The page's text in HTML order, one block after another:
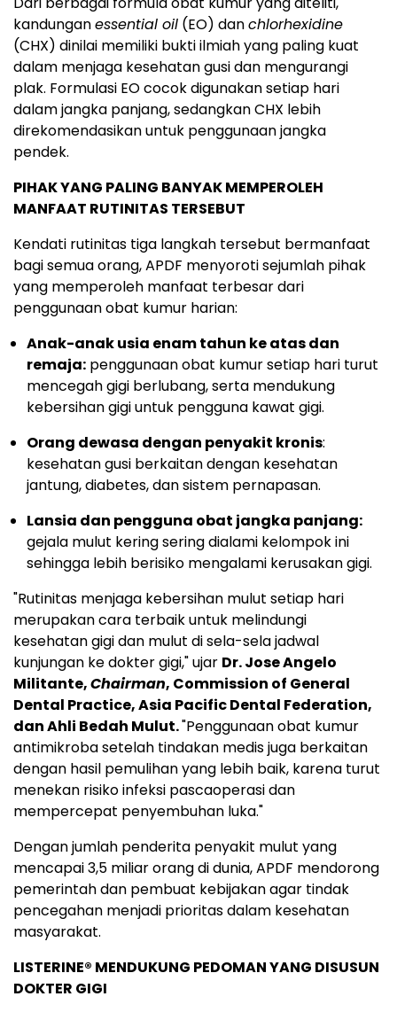
kandunganessential oil (EO) danchlorhexidine
(CHX) dinilai memiliki bukti ilmiah yang paling kuat
dalam menjaga kesehatan gusi dan mengurangi
plak. Formulasi EO cocok digunakan setiap hari
dalam jangka panjang, sedangkan CHX lebih
direkomendasikan untuk penggunaan jangka
pendek.
PIHAK YANG PALING BANYAK MEMPEROLEH
MANFAAT RUTINITAS TERSEBUT
Kendati rutinitas tiga langkah tersebut bermanfaat
bagi semua orang, APDF menyoroti sejumlah pihak
yang memperoleh manfaat terbesar dari
penggunaan obat kumur harian:
Anak-anak usia enam tahun ke atas dan
remaja: penggunaan obat kumur setiap hari turut
mencegah gigi berlubang, serta mendukung
kebersihan gigi untuk pengguna kawat gigi.
Orang dewasa dengan penyakit kronis:
kesehatan gusi berkaitan dengan kesehatan
jantung, diabetes, dan sistem pernapasan.
Lansia dan pengguna obat jangka panjang:
gejala mulut kering sering dialami kelompok ini
sehingga lebih berisiko mengalami kerusakan gigi.
"Rutinitas menjaga kebersihan mulut setiap hari
merupakan cara terbaik untuk melindungi
kesehatan gigi dan mulut di sela-sela jadwal
kunjungan ke dokter gigi," ujar Dr. Jose Angelo
Militante,Chairman, Commission of General
Dental Practice, Asia Pacific Dental Federation,
dan Ahli Bedah Mulut."Penggunaan obat kumur
antimikroba setelah tindakan medis juga berkaitan
dengan hasil pemulihan yang lebih baik, karena turut
menekan risiko infeksi pascaoperasi dan
mempercepat penyembuhan luka."
Dengan jumlah penderita penyakit mulut yang
mencapai 3,5 miliar orang di dunia, APDF mendorong
pemerintah dan pembuat kebijakan agar tindak
pencegahan menjadi prioritas dalam kesehatan
masyarakat.
LISTERINE® MENDUKUNG PEDOMAN YANG DISUSUN
DOKTER GIGI